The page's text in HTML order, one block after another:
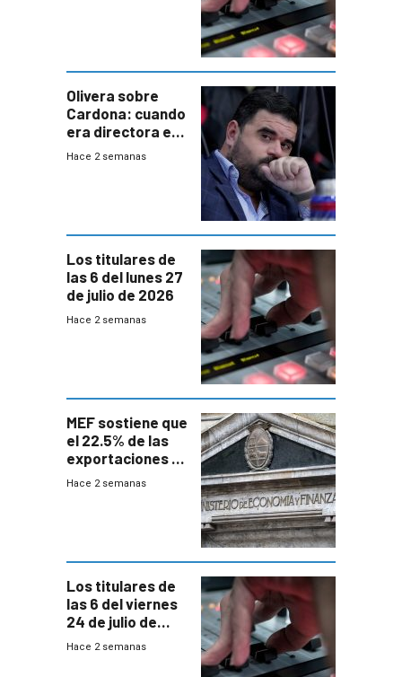
Olivera sobre
Cardona: cuando
era directora en
UTE “no era muy
Hace 2 semanas
Los titulares de
las 6 del lunes 27
de julio de 2026
Hace 2 semanas
MEF sostiene que
el 22.5% de las
exportaciones a
EE.UU se verán
Hace 2 semanas
Los titulares de
las 6 del viernes
24 de julio de
2026
Hace 2 semanas